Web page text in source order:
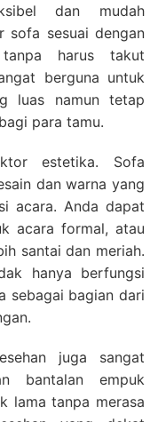
dan mudah
sofa sesuai dengan
harus takut
berguna untuk
luas namun tetap
para tamu.
estetika. Sofa
dan warna yang
acara. Anda dapat
acara formal, atau
santai dan meriah.
hanya berfungsi
sebagai bagian dari
juga sangat
bantalan empuk
lama tanpa merasa